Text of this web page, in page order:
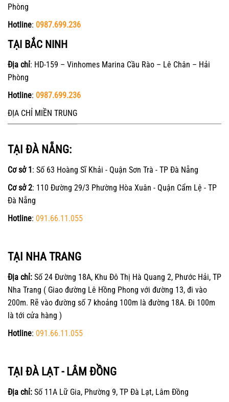
Phòng
Hotline: 0987.699.236
TẠI BẮC NINH
Địa chỉ: HD-159 – Vinhomes Marina Cầu Rào – Lê Chân – Hải
Phòng
Hotline: 0987.699.236
ĐỊA CHỈ MIỀN TRUNG
TẠI ĐÀ NẴNG:
Cơ sở 1: Số 63 Hoàng Sĩ Khải - Quận Sơn Trà - TP Đà Nẵng
Cơ sở 2: 110 Đường 29/3 Phường Hòa Xuân - Quận Cẩm Lệ - TP
Đà Nẵng
Hotline: 091.66.11.055
TẠI NHA TRANG
Địa chỉ: Số 24 Đường 18A, Khu Đô Thị Hà Quang 2, Phước Hải, TP
Nha Trang ( Giao đường Lê Hồng Phong với đường 13, đi vào
200m. Rẽ vào đường số 7 khoảng 100m là đường 18A. Đi 100m
là tới cửa hàng )
Hotline: 091.66.11.055
TẠI ĐÀ LẠT - LÂM ĐỒNG
Địa chỉ: Số 11A Lữ Gia, Phường 9, TP Đà Lạt, Lâm Đồng